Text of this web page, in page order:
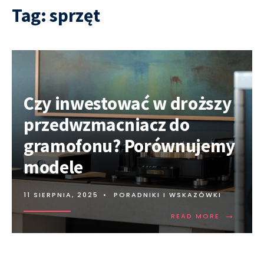
Tag:sprzęt
Czy inwestować w droższy
przedwzmacniacz do
gramofonu? Porównujemy
modele
11 SIERPNIA, 2025 • PORADNIKI I WSKAZÓWKI
READ MORE →